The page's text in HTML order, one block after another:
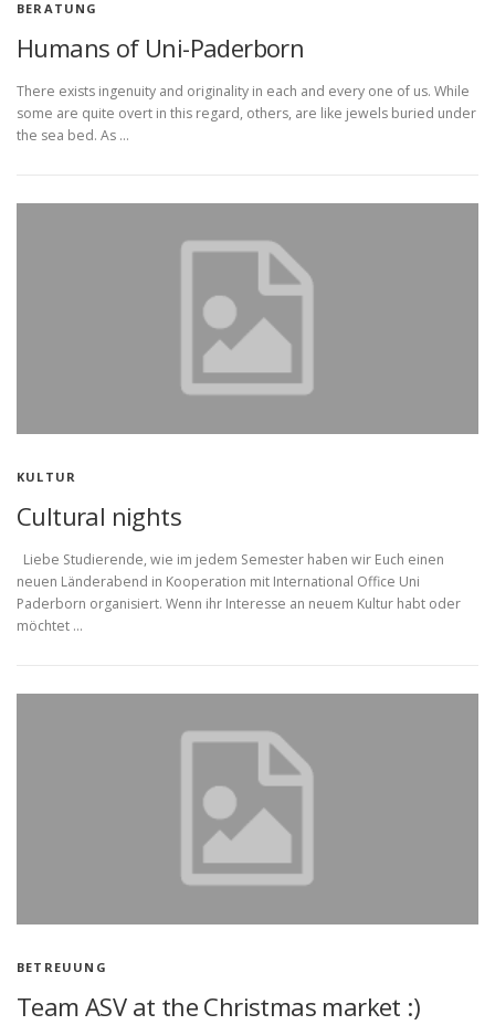
BERATUNG
Humans of Uni-Paderborn
There exists ingenuity and originality in each and every one of us. While
some are quite overt in this regard, others, are like jewels buried under
the sea bed. As …
KULTUR
Cultural nights
Liebe Studierende, wie im jedem Semester haben wir Euch einen
neuen Länderabend in Kooperation mit International Office Uni
Paderborn organisiert. Wenn ihr Interesse an neuem Kultur habt oder
möchtet …
BETREUUNG
Team ASV at the Christmas market :)